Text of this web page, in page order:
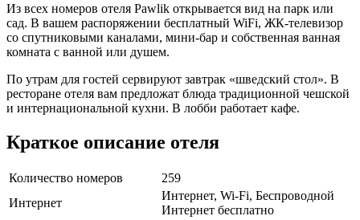
Из всех номеров отеля Pawlik открывается вид на парк или
сад. В вашем распоряжении бесплатный WiFi, ЖК-телевизор
со спутниковыми каналами, мини-бар и собственная ванная
комната с ванной или душем.
По утрам для гостей сервируют завтрак «шведский стол». В
ресторане отеля вам предложат блюда традиционной чешской
и интернациональной кухни. В лобби работает кафе.
Краткое описание отеля
Количество номеров
259
Интернет
Интернет, Wi-Fi, Беспроводной
Интернет бесплатно